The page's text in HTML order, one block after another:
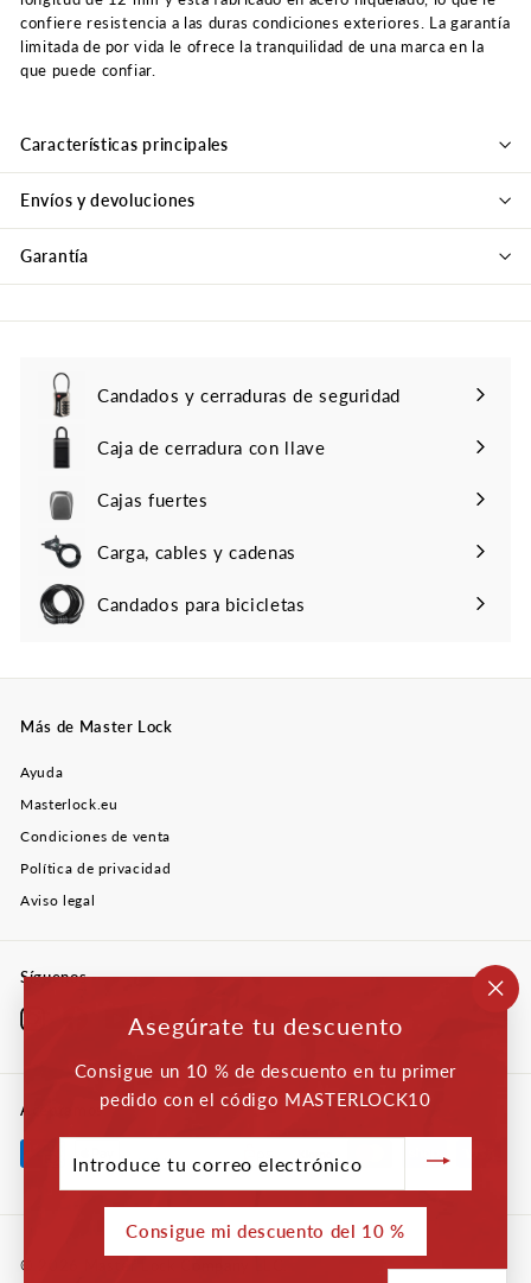
confiere resistencia a las duras condiciones exteriores. La garantía
limitada de por vida le ofrece la tranquilidad de una marca en la
que puede confiar.
Características principales
Envíos y devoluciones
Garantía
Candados y cerraduras de seguridad
Caja de cerradura con llave
Cajas fuertes
Carga, cables y cadenas
Candados para bicicletas
Más de Master Lock
Ayuda
Masterlock.eu
Condiciones de venta
Política de privacidad
Aviso legal
Síguenos
FacebookYouTubeTwitter LinkedIn
Aceptamos
© 2026 Master Lock Company LLC.
Asegúrate tu descuento
Consigue un 10 % de descuento en tu primer
pedido con el código MASTERLOCK10
tu
electrónicoConsigue mi descuento del 10 %